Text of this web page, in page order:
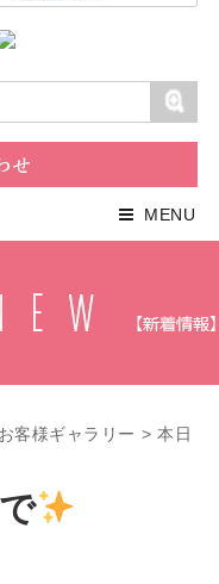
MENU
お客様ギャラリー > 本日